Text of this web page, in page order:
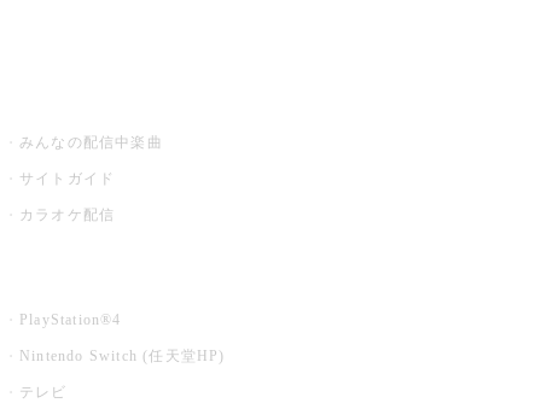
みんなの配信中楽曲
サイトガイド
カラオケ配信
PlayStation®4
Nintendo Switch (任天堂HP)
テレビ